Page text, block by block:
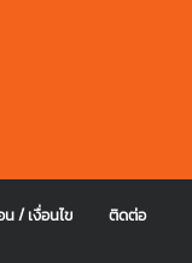
/ เงื่อนไข ติดต่อ